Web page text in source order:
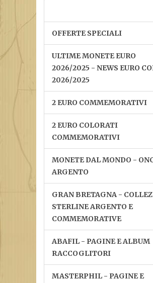
OFFERTE SPECIALI
ULTIME MONETE EURO
2026/2025 - NEWS EURO
2026/2025
2 EURO COMMEMORATIVI
2 EURO COLORATI
COMMEMORATIVI
MONETE DAL MONDO -
ARGENTO
GRAN BRETAGNA -
STERLINE ARGENTO E
COMMEMORATIVE
ABAFIL - PAGINE E ALBUM
RACCOGLITORI
MASTERPHIL - PAGINE E